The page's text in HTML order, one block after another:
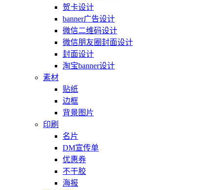
贺卡设计
banner广告设计
微信二维码设计
微信朋友圈封面设计
封面设计
淘宝banner设计
素材
贴纸
边框
背景图片
印刷
名片
DM宣传单
优惠券
不干胶
海报